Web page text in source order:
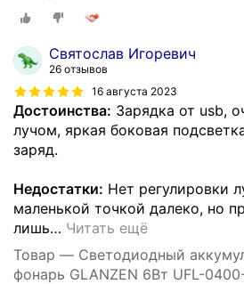
Святослав Игоревич
26 отзывов
16 августа 2023
Достоинства: Зарядка от usb,
лучом, яркая боковая
заряд.
Недостатки: Нет регулировки
маленькой точкой далеко, но
лишь… Читать ещё
Товар — Светодиодный
фонарь GLANZEN 6Вт UFL-